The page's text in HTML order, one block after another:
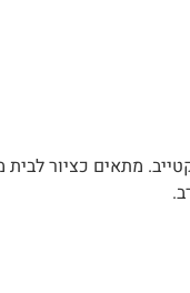
מתאים כציור לבית